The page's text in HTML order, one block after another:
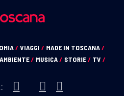
/ VIAGGI / MADE IN TOSCANA/
AMBIENTE/ MUSICA/ STORIE/ TV /